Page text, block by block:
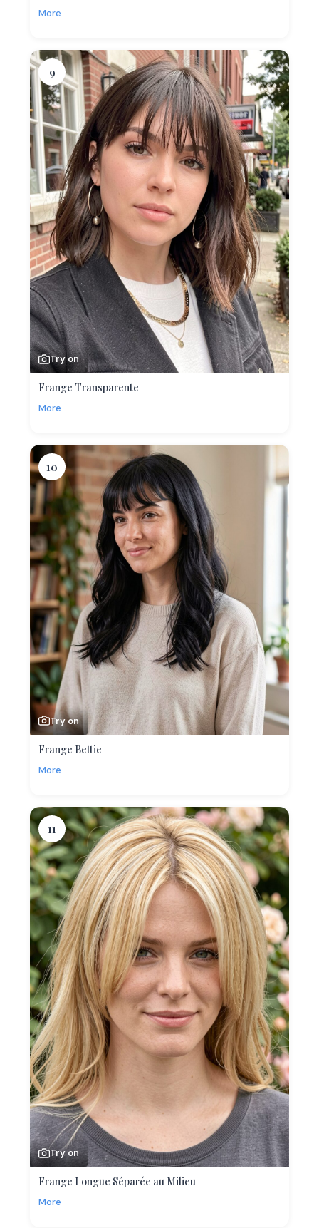
More
9
Try on
Frange Transparente
More
10
Try on
Frange Bettie
More
11
Try on
Frange Longue Séparée au Milieu
More